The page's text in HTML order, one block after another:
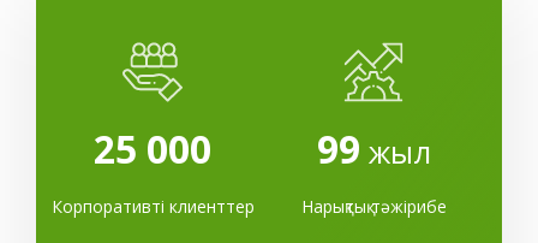
25 000
Корпоративті клиенттер
99 жыл
Нарықтық тәжірибе